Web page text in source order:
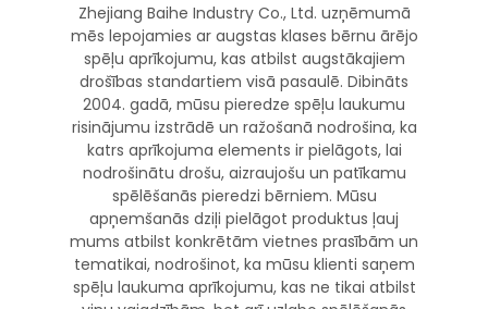
Zhejiang Baihe Industry Co., Ltd. uzņēmumā
mēs lepojamies ar augstas klases bērnu ārējo
spēļu aprīkojumu, kas atbilst augstākajiem
drošības standartiem visā pasaulē. Dibināts
2004. gadā, mūsu pieredze spēļu laukumu
risinājumu izstrādē un ražošanā nodrošina, ka
katrs aprīkojuma elements ir pielāgots, lai
nodrošinātu drošu, aizraujošu un patīkamu
spēlēšanās pieredzi bērniem. Mūsu
apņemšanās dziļi pielāgot produktus ļauj
mums atbilst konkrētām vietnes prasībām un
tematikai, nodrošinot, ka mūsu klienti saņem
spēļu laukuma aprīkojumu, kas ne tikai atbilst